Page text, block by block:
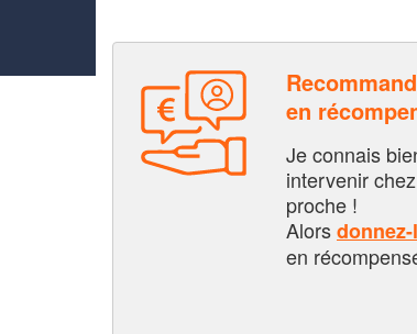
en
Je connais
intervenir
proche !
Alors
en